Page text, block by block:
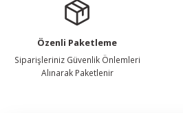
Özenli Paketleme
Siparişleriniz Güvenlik Önlemleri
Alınarak Paketlenir